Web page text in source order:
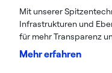
Mit unserer
Infrastrukturen und
für mehr Transparenz
Mehr erfahren